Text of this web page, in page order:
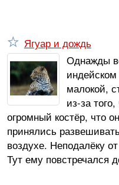
Ягуар и дождь
Однажды
малокой,
из-за
огромный костёр, что
принялись
воздухе. Неподалёку
Тут ему повстречался